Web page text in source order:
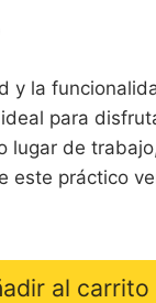
El
actual
es:
$ 261.000.
y la
para
lugar de
este práctico
al carrito